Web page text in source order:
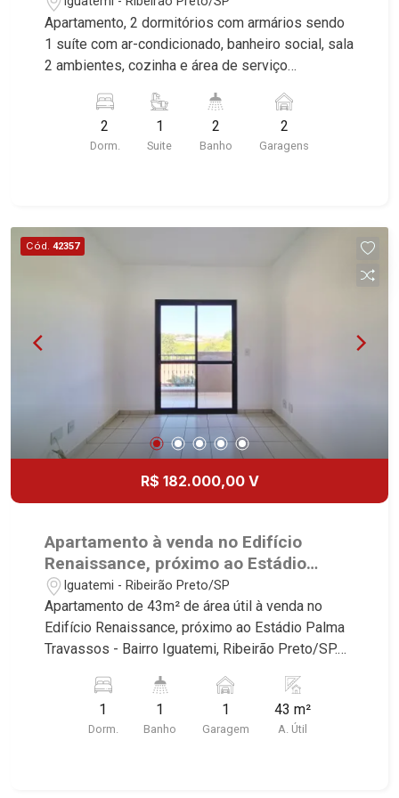
Apartamento, 2 dormitórios com armários sendo
1 suíte com ar-condicionado, banheiro social, sala
2 ambientes, cozinha e área de serviço
completo em armários, 2 vagas paralelas,
excelente localização, próximo a UNAERP.
Martinelli Imobiliária, referência no mercado
2
Dorm.
1
Suite
2
Banho
2
Garagens
Cód. 42357
R$ 182.000,00 V
Apartamento à venda no Edifício
Renaissance, próximo ao Estádio
Palma Travassos - Ribeirão Preto/SP.
Iguatemi - Ribeirão Preto/SP
Apartamento de 43m² de área útil à venda no
Edifício Renaissance, próximo ao Estádio Palma
Travassos - Bairro Iguatemi, Ribeirão Preto/SP.
Martinelli Imobiliária selecionou para você: -
43m² de área útil - 1 dormitório com armários -
Banheiro social - Sala 2 ambientes - Cozinha e
1
Dorm.
1
Banho
1
Garagem
43 m²
A. Útil